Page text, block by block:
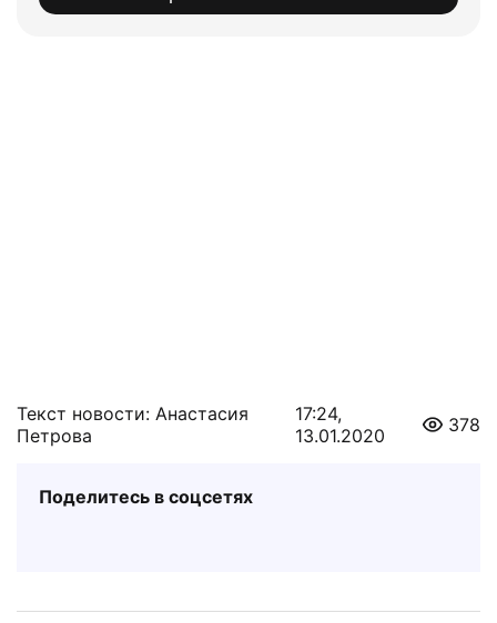
Текст новости: Анастасия
Петрова
17:24,
13.01.2020
378
Поделитесь в соцсетях